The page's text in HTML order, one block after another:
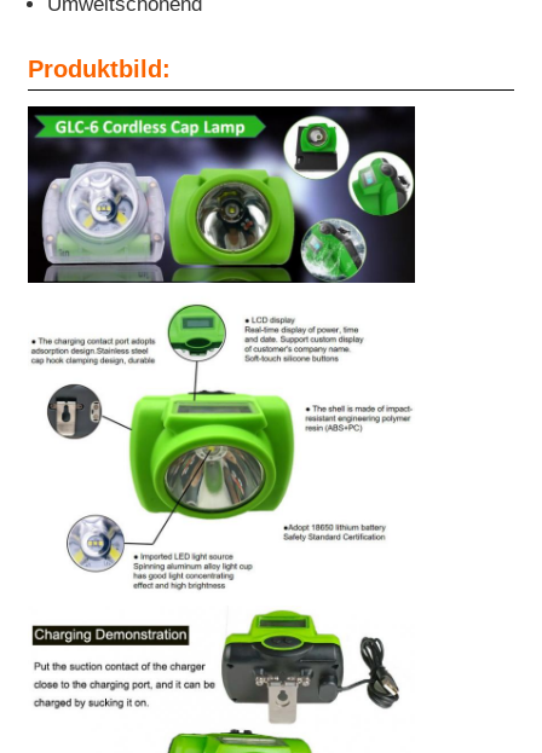
Ladegerät-Rack
Unterirdische Bergbaugürtel
Heiße Verkaufsprodukte
geführtes Warnlicht
Tragbare Energiespeicherstromversorgung
LED High Bay Light
Produktbild: